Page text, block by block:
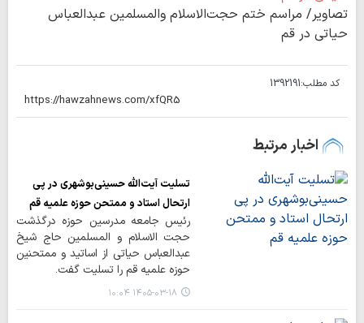
تصاویر/ مراسم ختم حجت‌الاسلام والمسلمین عبدالعباس
حیاتی در قم
کد مطلب:1392191
اخبار مرتبط
تسلیت آیت‌الله حسینی‌بوشهری در پی
ارتحال استاد و ممتحن حوزه علمیه قم
رئیس جامعه مدرسین حوزه درگذشت
حجت الاسلام و المسلمین حاج شیخ
عبدالعباس حیاتی از اساتید و ممتحنین
حوزه علمیه قم را تسلیت گفت.
۱۴۰۵-۰۳-۱۸ ۱۰:۰۴